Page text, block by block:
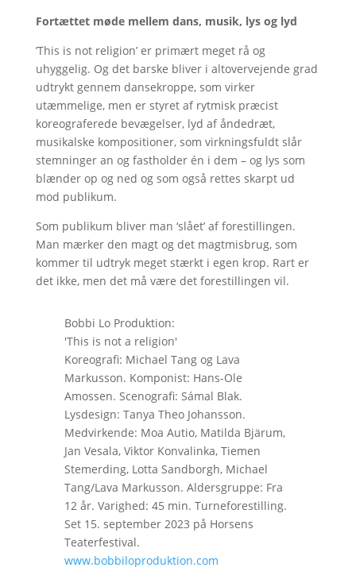
Fortættet møde mellem dans, musik, lys og lyd
’This is not religion’ er primært meget rå og
uhyggelig. Og det barske bliver i altovervejende grad
udtrykt gennem dansekroppe, som virker
utæmmelige, men er styret af rytmisk præcist
koreograferede bevægelser, lyd af åndedræt,
musikalske kompositioner, som virkningsfuldt slår
stemninger an og fastholder én i dem – og lys som
blænder op og ned og som også rettes skarpt ud
mod publikum.
Som publikum bliver man ‘slået’ af forestillingen.
Man mærker den magt og det magtmisbrug, som
kommer til udtryk meget stærkt i egen krop. Rart er
det ikke, men det må være det forestillingen vil.
Bobbi Lo Produktion:
'This is not a religion'
Koreografi: Michael Tang og Lava
Markusson. Komponist: Hans-Ole
Amossen. Scenografi: Sámal Blak.
Lysdesign: Tanya Theo Johansson.
Medvirkende: Moa Autio, Matilda Bjärum,
Jan Vesala, Viktor Konvalinka, Tiemen
Stemerding, Lotta Sandborgh, Michael
Tang/Lava Markusson. Aldersgruppe: Fra
12 år. Varighed: 45 min. Turneforestilling.
Set 15. september 2023 på Horsens
Teaterfestival.
www.bobbiloproduktion.com